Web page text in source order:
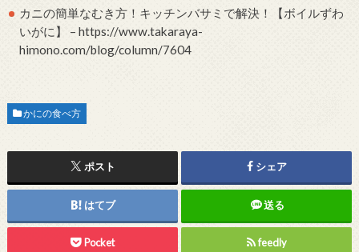
カニの簡単なむき方！キッチンバサミで解決！【ボイルずわ
いがに】 – https://www.takaraya-
himono.com/blog/column/7604
かにの食べ方
ポスト シェア
はてブ 送る
Pocket feedly